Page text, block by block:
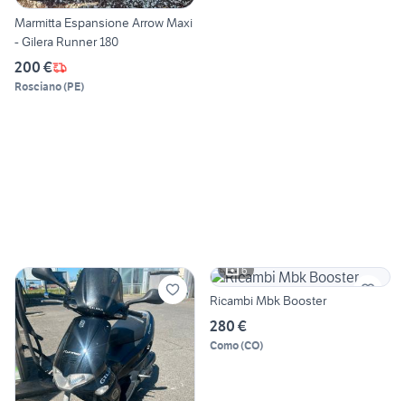
Marmitta Espansione Arrow Maxi
- Gilera Runner 180
200 €
Rosciano(PE)
6
Ricambi Mbk Booster
280 €
Como(CO)